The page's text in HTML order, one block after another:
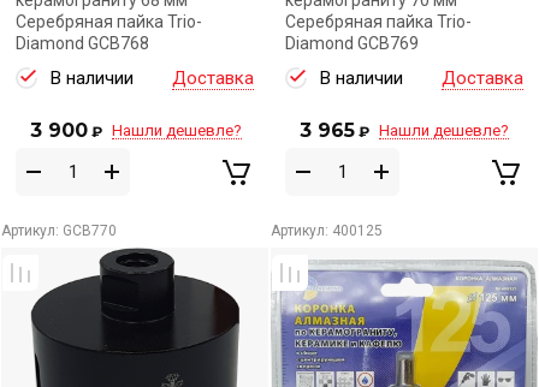
Серебряная пайка Trio-
Diamond GCB768
В наличии Доставка
3 900 ₽ Нашли дешевле?
Серебряная пайка Trio-
Diamond GCB769
В наличии Доставка
3 965 ₽ Нашли дешевле?
Артикул: GCB770 Артикул: 400125